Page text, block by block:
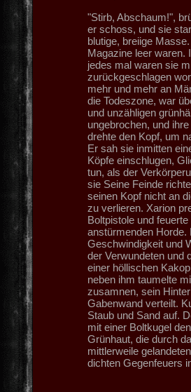
"Stirb, Abschaum!",
er schoss, und sie
blutige, breiige
Magazine leer waren.
jedes mal waren sie
zurückgeschlagen
mehr und mehr an
die Todeszone, war
und unzähligen
ungebrochen, und
drehte den Kopf, um
Er sah sie inmitten
Köpfe einschlugen,
tun, als der
sie Seine Feinde
seinen Kopf nicht an
zu verlieren. Xarion
Boltpistole und
anstürmenden Horde.
Geschwindigkeit und
der Verwundeten und
einer höllischen
neben ihm taumelte
zusamnen, sein
Gabenwand verteilt.
Staub und Sand auf.
mit einer Boltkugel
Grünhaut, die durch
mittlerweile
dichten Gegenfeuers